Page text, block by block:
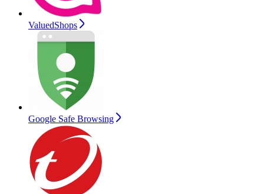
ValuedShops
Google Safe Browsing